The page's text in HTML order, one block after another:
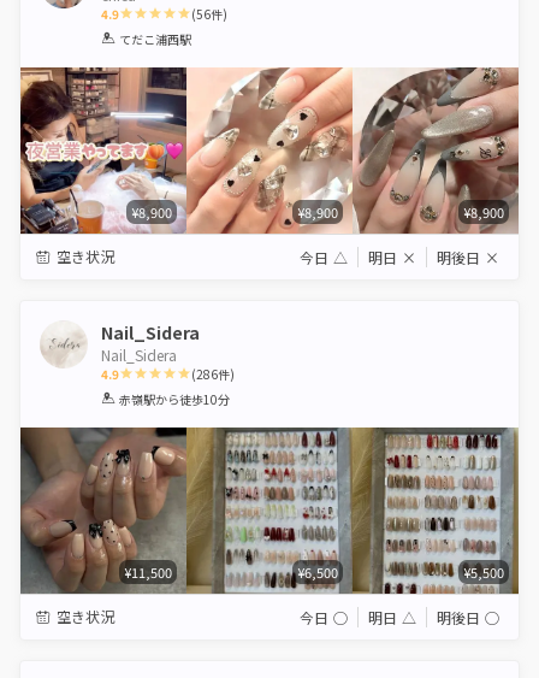
4.9
1 2 3 4 5
(56件)
てだこ浦西駅
¥8,900 ¥8,900 ¥8,900
空き状況 今日 △ 明日 × 明後日 ×
Nail_Sidera
Nail_Sidera
4.9
1 2 3 4 5
(286件)
赤嶺駅から徒歩10分
¥11,500 ¥6,500 ¥5,500
空き状況 今日 ◯ 明日 △ 明後日 ◯